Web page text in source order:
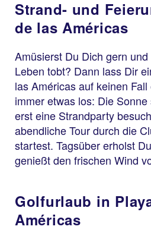
Strand- und
de las Américas
Amüsierst Du Dich gern
Leben tobt? Dann lass Dir
las Américas auf keinen
immer etwas los: Die
erst eine Strandparty
abendliche Tour durch die
startest. Tagsüber erholst
genießt den frischen Wind
Golfurlaub in
Américas